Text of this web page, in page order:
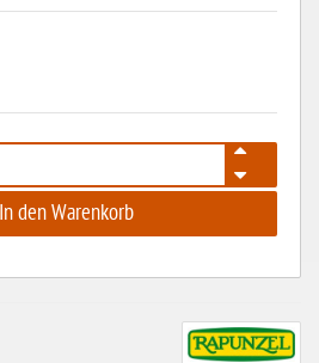
In den Warenkorb